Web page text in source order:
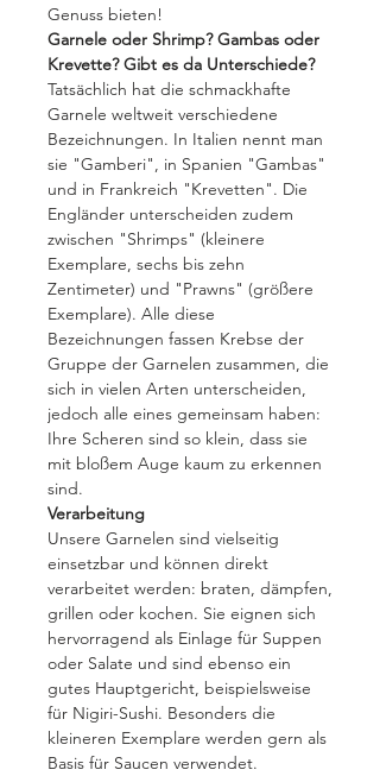
Genuss bieten!
Garnele oder Shrimp? Gambas oder
Krevette? Gibt es da Unterschiede?
Tatsächlich hat die schmackhafte
Garnele weltweit verschiedene
Bezeichnungen. In Italien nennt man
sie "Gamberi", in Spanien "Gambas"
und in Frankreich "Krevetten". Die
Engländer unterscheiden zudem
zwischen "Shrimps" (kleinere
Exemplare, sechs bis zehn
Zentimeter) und "Prawns" (größere
Exemplare). Alle diese
Bezeichnungen fassen Krebse der
Gruppe der Garnelen zusammen, die
sich in vielen Arten unterscheiden,
jedoch alle eines gemeinsam haben:
Ihre Scheren sind so klein, dass sie
mit bloßem Auge kaum zu erkennen
sind.
Verarbeitung
Unsere Garnelen sind vielseitig
einsetzbar und können direkt
verarbeitet werden: braten, dämpfen,
grillen oder kochen. Sie eignen sich
hervorragend als Einlage für Suppen
oder Salate und sind ebenso ein
gutes Hauptgericht, beispielsweise
für Nigiri-Sushi. Besonders die
kleineren Exemplare werden gern als
Basis für Saucen verwendet.